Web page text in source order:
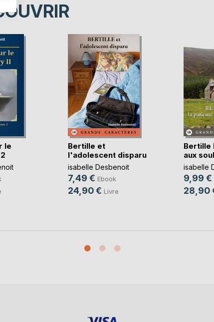
le
Bertille et
l'adolescent disparu
isabelle Desbenoit
7,49 € Ebook
24,90 € Livre
Bertille
aux
isabelle
9,99 €
28,90